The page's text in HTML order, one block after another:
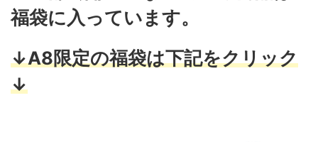
福袋に入っています。
↓A8限定の福袋は下記をクリック
↓